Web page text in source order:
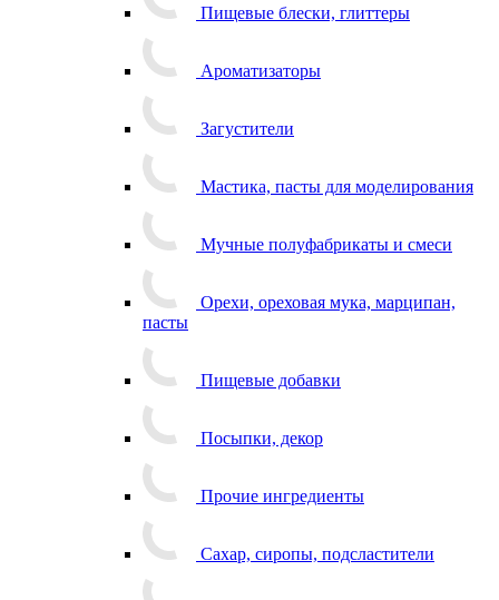
Пищевые блески, глиттеры
Ароматизаторы
Загустители
Мастика, пасты для моделирования
Мучные полуфабрикаты и смеси
Орехи, ореховая мука, марципан,
пасты
Пищевые добавки
Посыпки, декор
Прочие ингредиенты
Сахар, сиропы, подсластители